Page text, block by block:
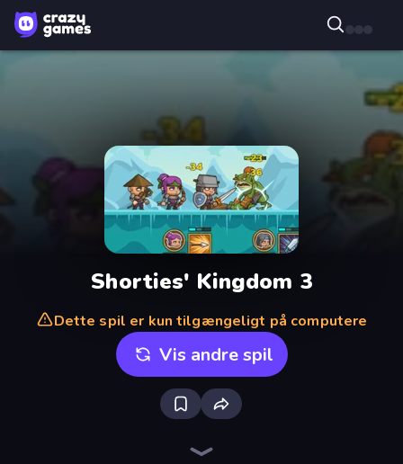
Shorties' Kingdom 3
Dette spil er kun tilgængeligt på computere
Vis andre spil